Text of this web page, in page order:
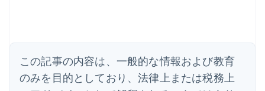
この記事の内容は、一般的な情報および教育
のみを目的としており、法律上または税務上
ItalianoEnglish
インド